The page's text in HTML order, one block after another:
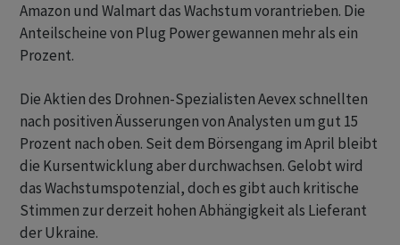
Amazon und Walmart das Wachstum vorantrieben. Die
Anteilscheine von Plug Power gewannen mehr als ein
Prozent.
Die Aktien des Drohnen-Spezialisten Aevex schnellten
nach positiven Äusserungen von Analysten um gut 15
Prozent nach oben. Seit dem Börsengang im April bleibt
die Kursentwicklung aber durchwachsen. Gelobt wird
das Wachstumspotenzial, doch es gibt auch kritische
Stimmen zur derzeit hohen Abhängigkeit als Lieferant
der Ukraine.